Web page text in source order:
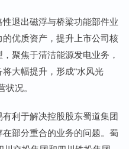
退出磁浮与桥梁功能部件业
优质资产，提升上市公司核
聚焦于清洁能源发电业务，
大幅提升，形成“水风光
况。
利于解决控股股东蜀道集团
部分重合的业务的问题。蜀